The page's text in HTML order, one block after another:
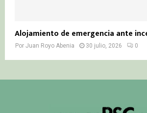
Alojamiento de emergencia ante
Por Juan Royo Abenia 30 julio, 2026 0